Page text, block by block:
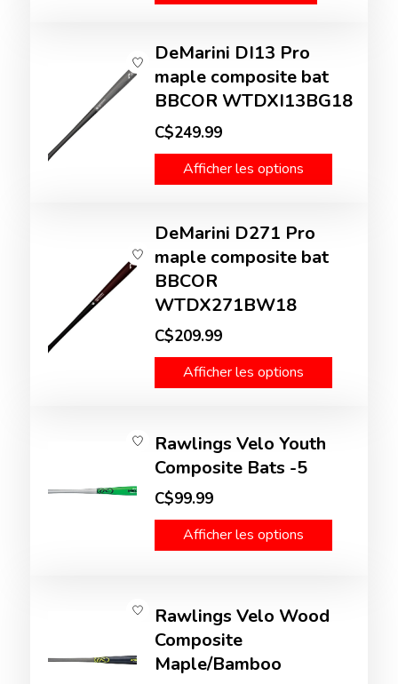
DeMarini DI13 Pro
maple composite bat
BBCOR WTDXI13BG18
C$249.99
Afficher les options
DeMarini D271 Pro
maple composite bat
BBCOR
WTDX271BW18
C$209.99
Afficher les options
Rawlings Velo Youth
Composite Bats -5
C$99.99
Afficher les options
Rawlings Velo Wood
Composite
Maple/Bamboo